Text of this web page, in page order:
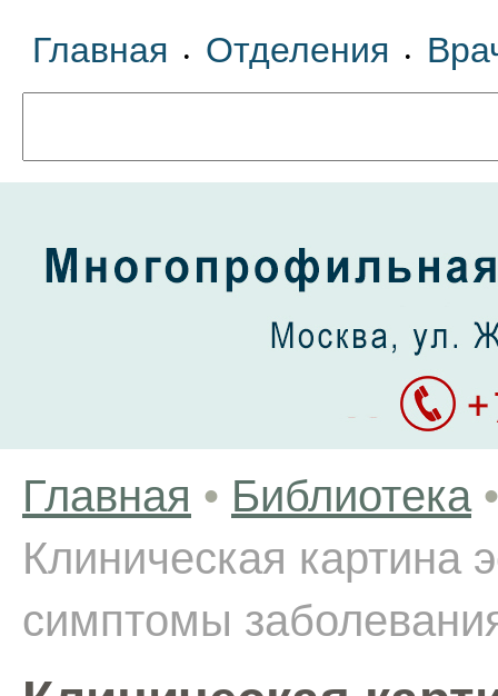
Главная • Отделения •
Главная • Библиотека •
Клиническая картина
симптомы